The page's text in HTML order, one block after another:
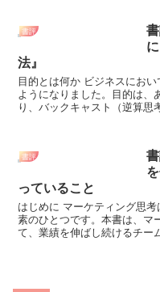
書評
法』
目的とは何か ビジネスにおいて目的を意識することが重要視される
ようになりました。目的は、
り、バックキャスト（逆算思
書評
っていること
はじめに マーケティング思考は、ビジネスにおいて非常に重要な要
素のひとつです。本書は、マ
て、業績を伸ばし続けるチー